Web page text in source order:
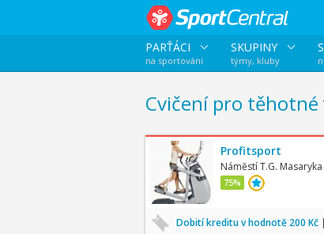
PARŤÁCI
na sportování
SKUPINY
týmy, kluby
Cvičení pro těhotné
Profitsport
Náměstí T.G.
75%
Dobití kreditu v hodnotě 200 Kč |